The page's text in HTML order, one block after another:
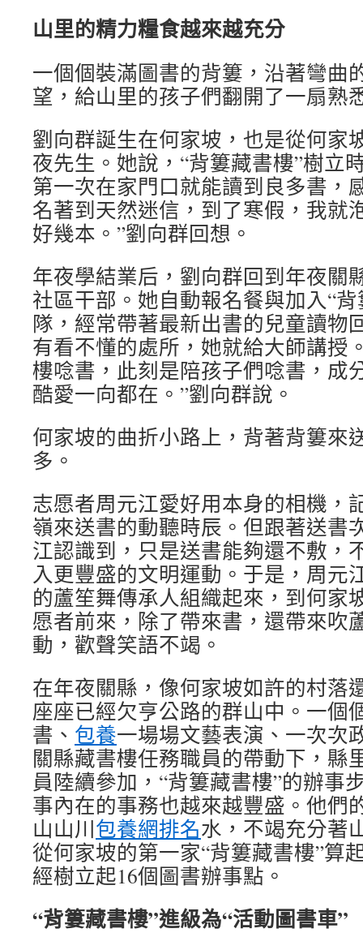
山里的精力糧食越來越充分
一個個裝滿圖書的背簍，沿著彎曲
望，給山里的孩子們翻開了一扇熟
劉向群誕生在何家坡，也是從何家
夜先生。她說，“背簍藏書樓”樹立
第一次在家門口就能讀到良多書，
名著到天然迷信，到了寒假，我就
好幾本。”劉向群回想。
年夜學結業后，劉向群回到年夜關
社區干部。她自動報名餐與加入“
隊，經常帶著最新出書的兒童讀物
有看不懂的處所，她就給大師講授
樓唸書，此刻是陪孩子們唸書，成
酷愛一向都在。”劉向群說。
何家坡的曲折小路上，背著背簍來
多。
志愿者周元江愛好用本身的相機，
嶺來送書的動聽時辰。但跟著送書
江認識到，只是送書能夠還不敷，
入更豐盛的文明運動。于是，周元
的蘆笙舞傳承人組織起來，到何家
愿者前來，除了帶來書，還帶來吹
動，歡聲笑語不竭。
在年夜關縣，像何家坡如許的村落
座座已經欠亨公路的群山中。一個
書、 包養一場場文藝表演、一次
關縣藏書樓任務職員的帶動下，縣
員陸續參加，“背簍藏書樓”的辦事
事內在的事務也越來越豐盛。他們
山山川包養網排名水，不竭充分著
從何家坡的第一家“背簍藏書樓”算
經樹立起16個圖書辦事點。
“背簍藏書樓”進級為“活動圖書車”